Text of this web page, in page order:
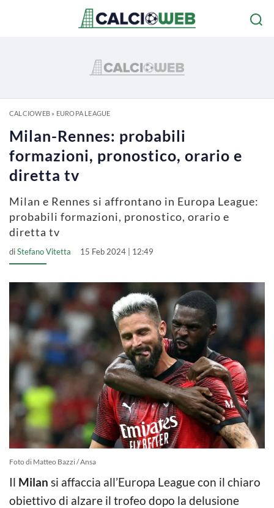
CALCIOWEB» EUROPA LEAGUE
Milan-Rennes: probabili
formazioni, pronostico, orario e
diretta tv
Milan e Rennes si affrontano in Europa League:
probabili formazioni, pronostico, orario e
diretta tv
diStefano Vitetta 15 Feb 2024 | 12:49
Foto di Matteo Bazzi / Ansa
Il Milan si affaccia all’Europa League con il chiaro
obiettivo di alzare il trofeo dopo la delusione